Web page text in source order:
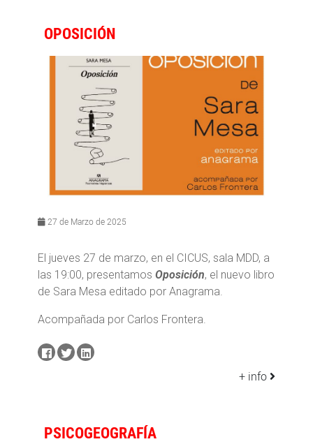
OPOSICIÓN
27 de Marzo de 2025
El jueves 27 de marzo, en el CICUS, sala MDD, a
las 19:00, presentamos Oposición, el nuevo libro
de Sara Mesa editado por Anagrama.
Acompañada por Carlos Frontera.
+ info
PSICOGEOGRAFÍA